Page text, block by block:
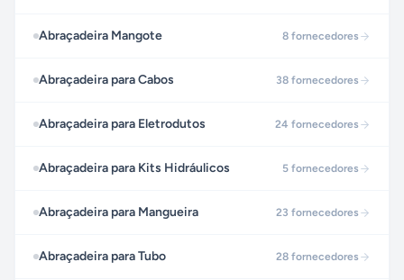
Abraçadeira Mangote 8 fornecedores
Abraçadeira para Cabos 38 fornecedores
Abraçadeira para Eletrodutos 24 fornecedores
Abraçadeira para Kits Hidráulicos 5 fornecedores
Abraçadeira para Mangueira 23 fornecedores
Abraçadeira para Tubo 28 fornecedores